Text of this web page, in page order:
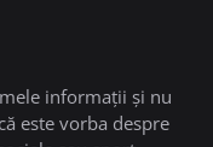
informații și nu
este vorba despre